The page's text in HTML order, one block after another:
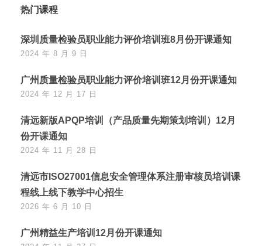
热门课程
深圳质量检验员职业能力评价培训班8月份开课通知
2024 年 8 月 9 日
广州质量检验员职业能力评价培训班12月份开课通知
2024 年 12 月 17 日
清远新版APQP培训（产品质量先期策划培训）12月
份开课通知
2024 年 11 月 28 日
清远市ISO27001信息安全管理体系注册审核员培训课
程线上线下教学中心招生
2026 年 6 月 10 日
广州精益生产培训12月份开课通知